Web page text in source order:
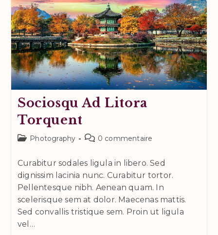
Sociosqu Ad Litora
Torquent
PostPhotography
Commentaires
publication :
0 commentaire
Curabitur sodales ligula in libero. Sed
dignissim lacinia nunc. Curabitur tortor.
Pellentesque nibh. Aenean quam. In
scelerisque sem at dolor. Maecenas mattis.
Sed convallis tristique sem. Proin ut ligula
vel…